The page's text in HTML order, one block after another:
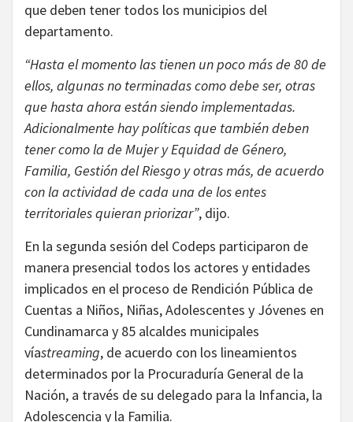
que deben tener todos los municipios del
departamento.
“Hasta el momento las tienen un poco más de 80 de
ellos, algunas no terminadas como debe ser, otras
que hasta ahora están siendo implementadas.
Adicionalmente hay políticas que también deben
tener como la de Mujer y Equidad de Género,
Familia, Gestión del Riesgo y otras más, de acuerdo
con la actividad de cada una de los entes
territoriales quieran priorizar”, dijo.
En la segunda sesión del Codeps participaron de
manera presencial todos los actores y entidades
implicados en el proceso de Rendición Pública de
Cuentas a Niños, Niñas, Adolescentes y Jóvenes en
Cundinamarca y 85 alcaldes municipales
víastreaming, de acuerdo con los lineamientos
determinados por la Procuraduría General de la
Nación, a través de su delegado para la Infancia, la
Adolescencia y la Familia.